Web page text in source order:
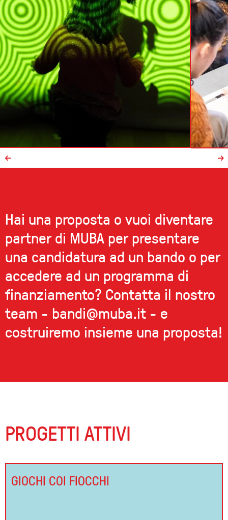
Hai una proposta o vuoi diventare
partner di MUBA per presentare
una candidatura ad un bando o per
accedere ad un programma di
finanziamento? Contatta il nostro
team - bandi@muba.it - e
costruiremo insieme una proposta!
PROGETTI ATTIVI
GIOCHI COI FIOCCHI